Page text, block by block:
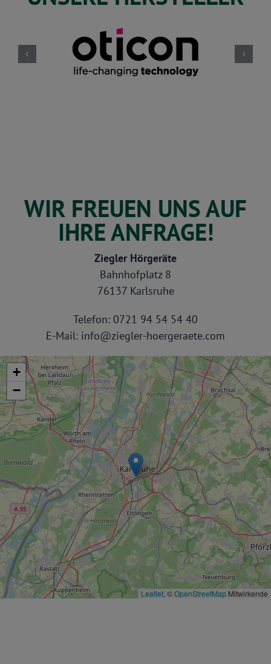
WIR FREUEN UNS AUF
IHRE ANFRAGE!
Ziegler Hörgeräte
Bahnhofplatz 8
76137 Karlsruhe
Telefon: 0721 94 54 54 40
E-Mail: info@ziegler-hoergeraete.com
+
−
Leaflet, ©OpenStreetMap Mitwirkende